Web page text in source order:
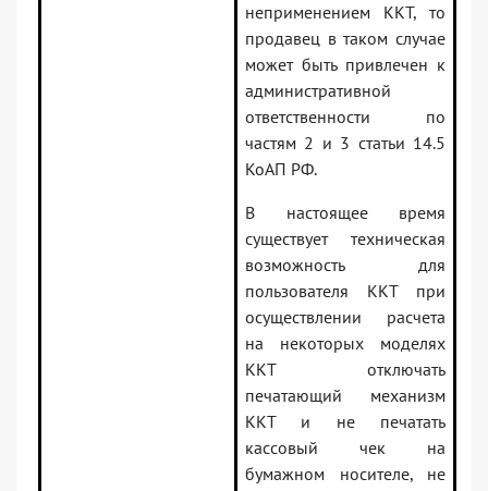
неприменением ККТ, то
продавец в таком случае
может быть привлечен к
административной
ответственности по
частям 2 и 3 статьи 14.5
КоАП РФ.
В настоящее время
существует техническая
возможность для
пользователя ККТ при
осуществлении расчета
на некоторых моделях
ККТ отключать
печатающий механизм
ККТ и не печатать
кассовый чек на
бумажном носителе, не